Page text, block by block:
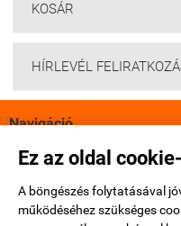
Ez az oldal
A böngészés folytatásával
működéséhez szükséges
KOSÁR
HÍRLEVÉL
Navigáció
Bemutatkozás